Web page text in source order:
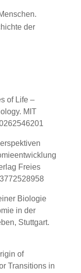
der
of Life –
MIT
Freies
Biologie
in der
Stuttgart.
of
Transitions in